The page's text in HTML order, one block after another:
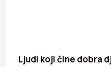
Ljudi koji čine dobra